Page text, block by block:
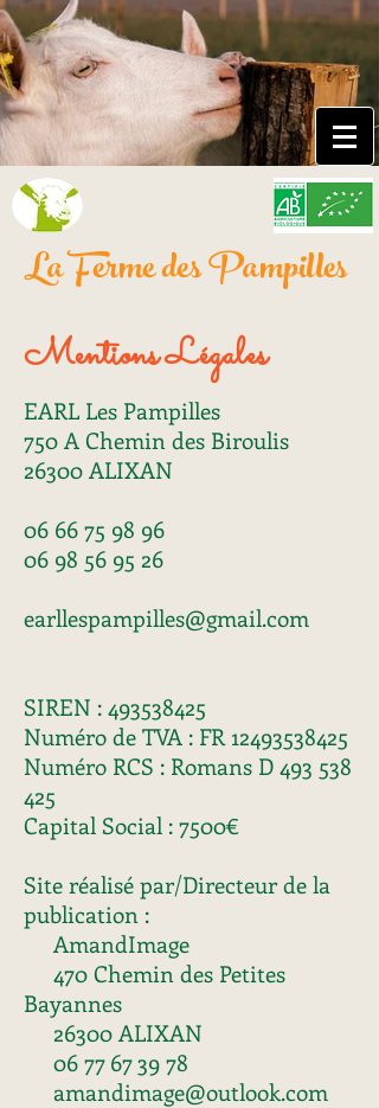
La Ferme des Pampilles
Mentions Légales
EARL Les Pampilles
750 A Chemin des Biroulis
26300 ALIXAN
06 66 75 98 96
06 98 56 95 26
earllespampilles@gmail.com
SIREN : 493538425
Numéro de TVA : FR 12493538425
Numéro RCS : Romans D 493 538
425
Capital Social : 7500€
Site réalisé par/Directeur de la
publication :
AmandImage
470 Chemin des Petites
Bayannes
26300 ALIXAN
06 77 67 39 78
amandimage@outlook.com